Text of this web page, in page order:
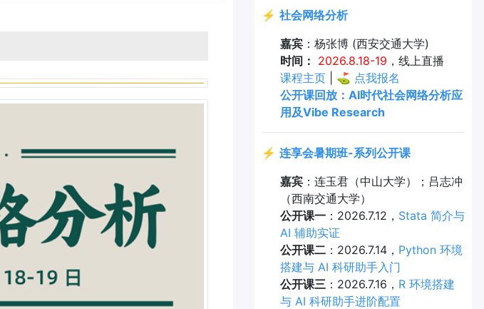
⚡ 社会网络分析
嘉宾：杨张博 (西安交通大学)
时间： 2026.8.18-19 ，线上直播
课程主页| ⛳ 点我报名
公开课回放：AI时代社会网络分析应
用及Vibe Research
⚡ 连享会暑期班-系列公开课
嘉宾：连玉君（中山大学）；吕志冲
（西南交通大学）
公开课一：2026.7.12， Stata 简介与
AI 辅助实证
公开课二：2026.7.14， Python 环境
搭建与 AI 科研助手入门
公开课三：2026.7.16， R 环境搭建
与 AI 科研助手进阶配置